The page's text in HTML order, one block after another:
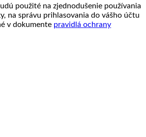
použité na zjednodušenie používania
na správu prihlasovania do vášho účtu
v dokumente pravidlá ochrany